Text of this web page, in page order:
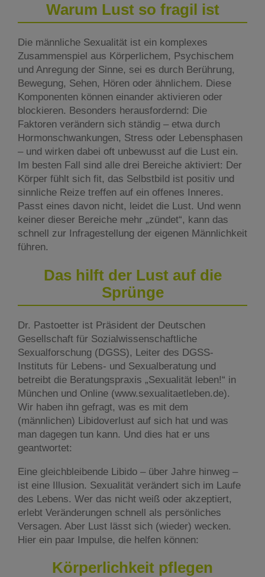
Warum Lust so fragil ist
Die männliche Sexualität ist ein komplexes
Zusammenspiel aus Körperlichem, Psychischem
und Anregung der Sinne, sei es durch Berührung,
Bewegung, Sehen, Hören oder ähnlichem. Diese
Komponenten können einander aktivieren oder
blockieren. Besonders herausfordernd: Die
Faktoren verändern sich ständig – etwa durch
Hormonschwankungen, Stress oder Lebensphasen
– und wirken dabei oft unbewusst auf die Lust ein.
Im besten Fall sind alle drei Bereiche aktiviert: Der
Körper fühlt sich fit, das Selbstbild ist positiv und
sinnliche Reize treffen auf ein offenes Inneres.
Passt eines davon nicht, leidet die Lust. Und wenn
keiner dieser Bereiche mehr „zündet“, kann das
schnell zur Infragestellung der eigenen Männlichkeit
führen.
Das hilft der Lust auf die
Sprünge
Dr. Pastoetter ist Präsident der Deutschen
Gesellschaft für Sozialwissenschaftliche
Sexualforschung (DGSS), Leiter des DGSS-
Instituts für Lebens- und Sexualberatung und
betreibt die Beratungspraxis „Sexualität leben!“ in
München und Online (www.sexualitaetleben.de).
Wir haben ihn gefragt, was es mit dem
(männlichen) Libidoverlust auf sich hat und was
man dagegen tun kann. Und dies hat er uns
geantwortet:
Eine gleichbleibende Libido – über Jahre hinweg –
ist eine Illusion. Sexualität verändert sich im Laufe
des Lebens. Wer das nicht weiß oder akzeptiert,
erlebt Veränderungen schnell als persönliches
Versagen. Aber Lust lässt sich (wieder) wecken.
Hier ein paar Impulse, die helfen können:
Körperlichkeit pflegen